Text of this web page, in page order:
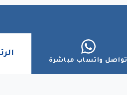
تواصل واتساب مباشرة